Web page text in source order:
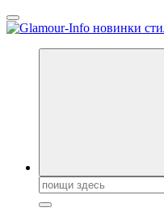
Перейти
к
Секреты молодости,
Поиск: